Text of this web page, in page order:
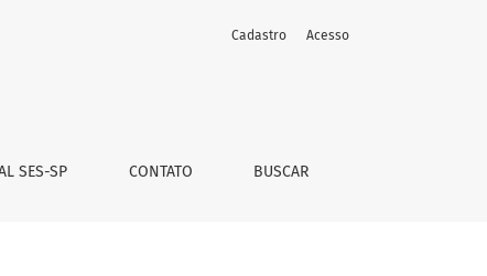
SES-SP CONTATO BUSCAR
Cadastro Acesso